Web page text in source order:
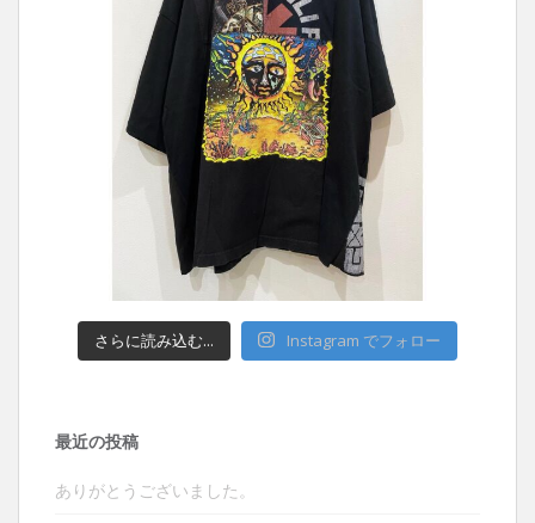
さらに読み込む... Instagram でフォロー
最近の投稿
ありがとうございました。